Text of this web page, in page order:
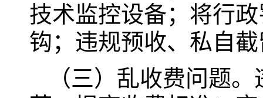
技术监控设备；将行
钩；违规预收、私自
（三）乱收费问题